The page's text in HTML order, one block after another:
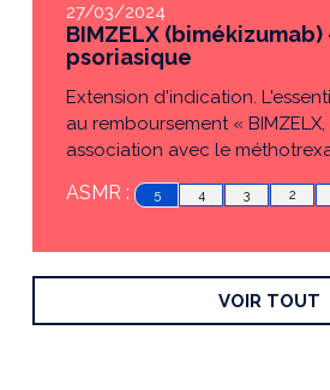
27/03/2024
BIMZELX (bimékizumab)
psoriasique
Extension d'indication.
au remboursement «
association avec le
ASMR : 5 4 3 2
VOIR TOUT